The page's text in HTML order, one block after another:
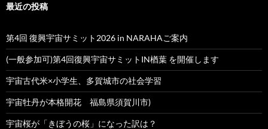
最近の投稿
第4回 復興宇宙サミット2026 in NARAHAご案内
(一般参加可)第4回復興宇宙サミットIN楢葉 を開催します
宇宙古代米×小学生、多賀城市の社会学習
宇宙牡丹が本格開花 福島県須賀川市)
宇宙桜が「きぼうの桜」になった訳は？